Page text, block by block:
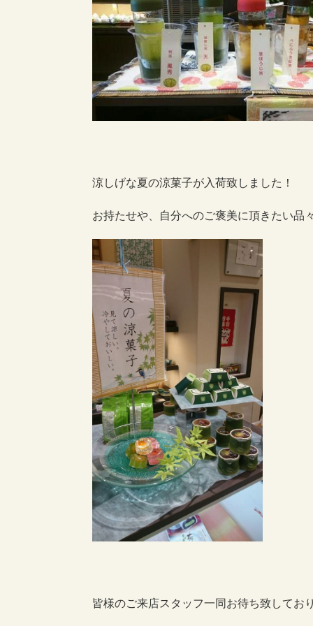
涼しげな夏の涼菓子が入荷致しました！
お持たせや、自分へのご褒美に頂きたい品
皆様のご来店スタッフ一同お待ち致してお